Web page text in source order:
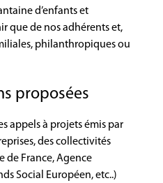
d’enfants et
que de nos adhérents et,
philanthropiques ou
proposées
appels à projets émis par
des collectivités
de France, Agence
Social Européen, etc..)